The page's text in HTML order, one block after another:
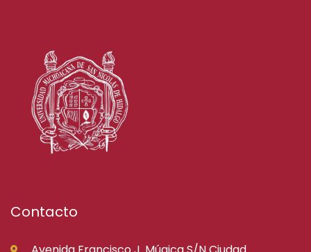
Contacto